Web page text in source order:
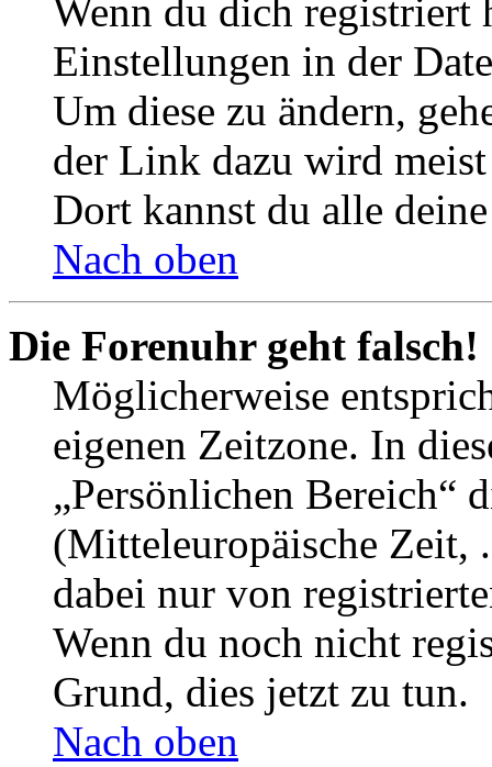
Wenn du dich registriert
Einstellungen in der
Um diese zu ändern,
der Link dazu wird
Dort kannst du alle
Nach oben
Die Forenuhr geht falsch!
Möglicherweise
eigenen Zeitzone. In
„Persönlichen Bereich“
(Mitteleuropäische Zeit,
dabei nur von
Wenn du noch nicht
Grund, dies jetzt zu tun.
Nach oben